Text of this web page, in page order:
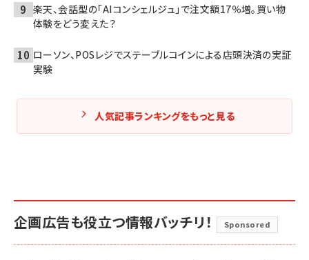
楽天、会話型の「AIコンシェルジュ」で注文額17％増。買い物
体験をどう変えた？
ローソン、POSレジでステーブルコインによる店頭決済の実証
実験
人気記事ランキングをもっと見る
企画広告も役立つ情報バッチリ！ Sponsored